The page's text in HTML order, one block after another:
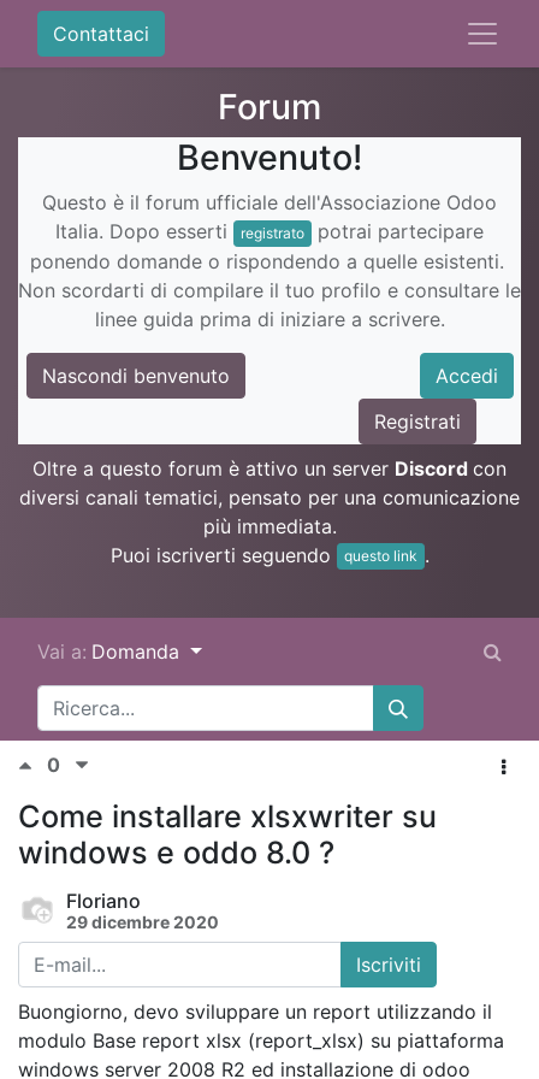
Contattaci
Forum
Benvenuto!
Questo è il forum ufficiale dell'Associazione Odoo
Italia. Dopo esserti
registrato
potrai partecipare
ponendo domande o rispondendo a quelle esistenti.
Non scordarti di compilare il tuo profilo e consultare le
linee guida prima di iniziare a scrivere.
Nascondi benvenuto
Accedi
Registrati
Oltre a questo forum è attivo un server Discord con
diversi canali tematici, pensato per una comunicazione
più immediata.
Puoi iscriverti seguendo
questo link .
Vai a: Domanda
0
Come installare xlsxwriter su
windows e oddo 8.0 ?
Floriano
29 dicembre 2020
Iscriviti
Buongiorno, devo sviluppare un report utilizzando il
modulo Base report xlsx (report_xlsx) su piattaforma
windows server 2008 R2 ed installazione di odoo